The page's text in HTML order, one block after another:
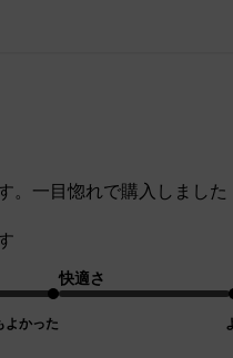
。一目惚れで購入しまし
よかった
快適さ